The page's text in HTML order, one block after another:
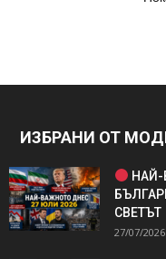
ИЗБРАНИ ОТ
СВЕТЪТ
27/07/2026